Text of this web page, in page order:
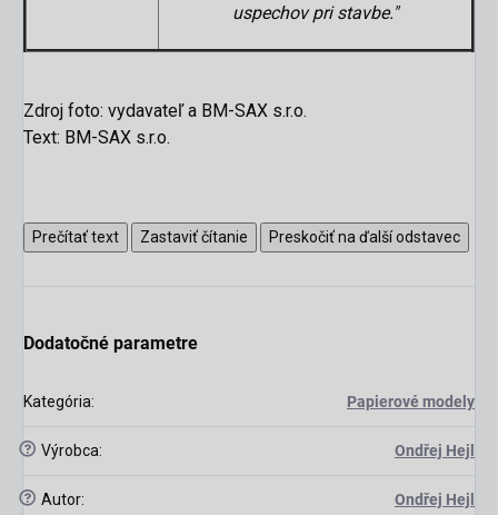
uspechov pri stavbe."
Zdroj foto: vydavateľ a BM-SAX s.r.o.
Text: BM-SAX s.r.o.
Prečítať text Zastaviť čítanie Preskočiť na ďalší odstavec
Dodatočné parametre
Kategória: Papierové modely
? Výrobca: Ondřej Hejl
? Autor: Ondřej Hejl